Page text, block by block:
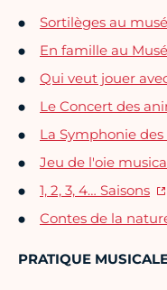
Sortilèges au
En famille au
Qui veut jouer
Le Concert des
La Symphonie
Jeu de l'oie
1, 2, 3, 4… Saisons
Contes de la
PRATIQUE